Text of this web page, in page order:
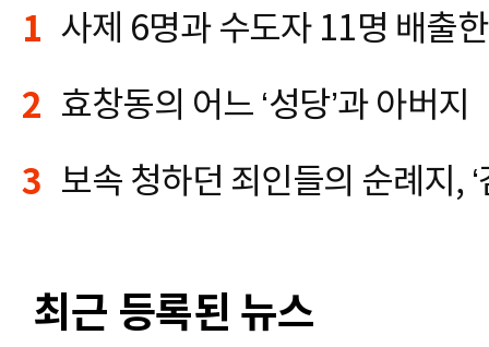
1 사제 6명과 수도자 11명 배출
2 효창동의 어느 ‘성당’과 아버지
3
최근 등록된 뉴스